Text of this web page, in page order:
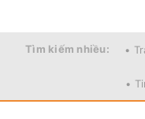
Tìm kiếm nhiều: •
•